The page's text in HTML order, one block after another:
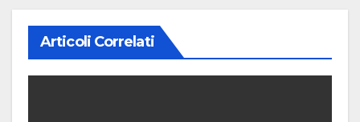
Articoli Correlati